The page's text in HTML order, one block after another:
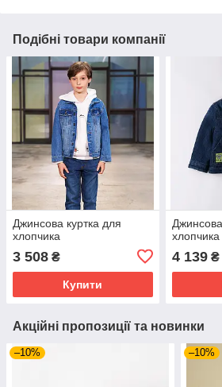
Подібні товари компанії
Джинсова куртка для
хлопчика
3 508 ₴
Купити
хлопчика
4 139₴
Акційні пропозиції та новинки
–10% –10%